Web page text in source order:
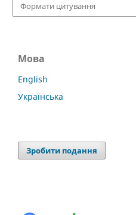
Формати цитування
Мова
English
Українська
Зробити подання